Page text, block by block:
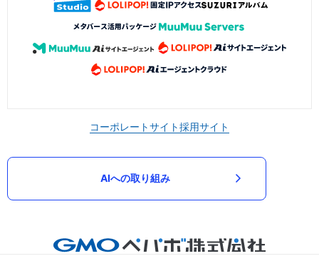
コーポレートサイト採用サイト
AIへの取り組み